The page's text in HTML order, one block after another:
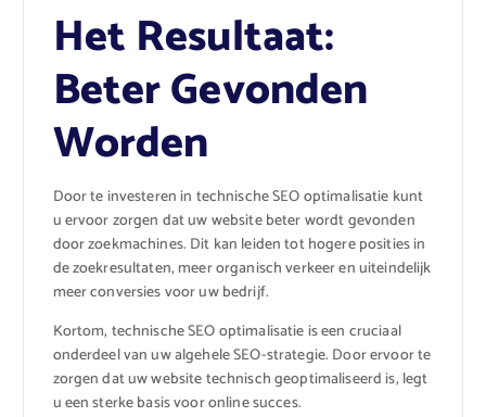
Het Resultaat:
Beter Gevonden
Worden
Door te investeren in technische SEO optimalisatie kunt
u ervoor zorgen dat uw website beter wordt gevonden
door zoekmachines. Dit kan leiden tot hogere posities in
de zoekresultaten, meer organisch verkeer en uiteindelijk
meer conversies voor uw bedrijf.
Kortom, technische SEO optimalisatie is een cruciaal
onderdeel van uw algehele SEO-strategie. Door ervoor te
zorgen dat uw website technisch geoptimaliseerd is, legt
u een sterke basis voor online succes.